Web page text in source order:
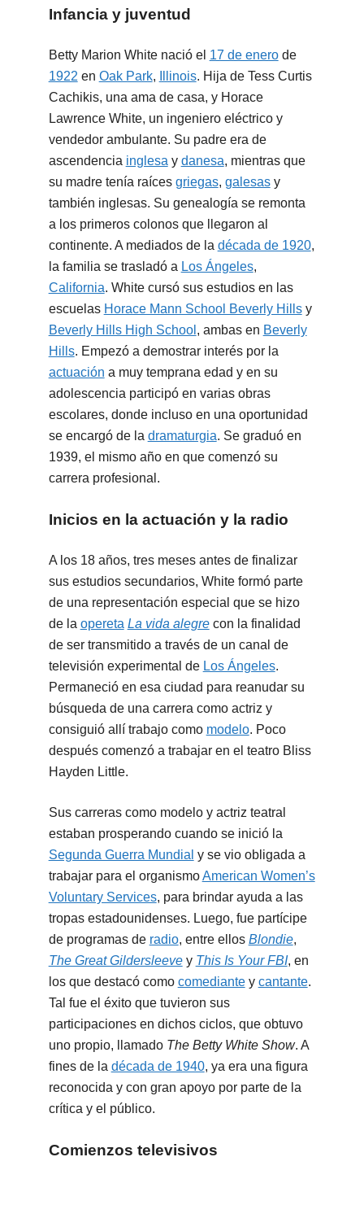
Infancia y juventud
Betty Marion White nació el 17 de enerode
1922 en Oak Park, Illinois. Hija de Tess Curtis
Cachikis, una ama de casa, y Horace
Lawrence White, un ingeniero eléctrico y
vendedor ambulante. Su padre era de
ascendencia inglesa y danesa, mientras que
su madre tenía raíces griegas, galesasy
también inglesas. Su genealogía se remonta
a los primeros colonos que llegaron al
continente. A mediados de la década de 1920,
la familia se trasladó a Los Ángeles,
California. White cursó sus estudios en las
escuelas Horace Mann School Beverly Hillsy
Beverly Hills High School , ambas en Beverly
Hills. Empezó a demostrar interés por la
actuación a muy temprana edad y en su
adolescencia participó en varias obras
escolares, donde incluso en una oportunidad
se encargó de la dramaturgia. Se graduó en
1939, el mismo año en que comenzó su
carrera profesional.
Inicios en la actuación y la radio
A los 18 años, tres meses antes de finalizar
sus estudios secundarios, White formó parte
de una representación especial que se hizo
de la opereta La vida alegrecon la finalidad
de ser transmitido a través de un canal de
televisión experimental de Los Ángeles.
Permaneció en esa ciudad para reanudar su
búsqueda de una carrera como actriz y
consiguió allí trabajo como modelo. Poco
después comenzó a trabajar en el teatro Bliss
Hayden Little.
Sus carreras como modelo y actriz teatral
estaban prosperando cuando se inició la
Segunda Guerra Mundial y se vio obligada a
trabajar para el organismoAmerican Women’s
Voluntary Services, para brindar ayuda a las
tropas estadounidenses. Luego, fue partícipe
de programas de radio, entre ellos Blondie,
The Great Gildersleevey This Is Your FBI, en
los que destacó como comediantey cantante.
Tal fue el éxito que tuvieron sus
participaciones en dichos ciclos, que obtuvo
uno propio, llamado The Betty White Show. A
fines de la década de 1940, ya era una figura
reconocida y con gran apoyo por parte de la
crítica y el público.
Comienzos televisivos